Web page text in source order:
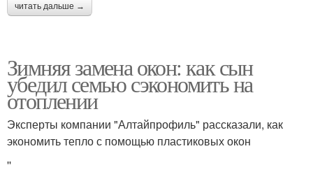
читать дальше →
Зимняя замена окон: как сын
убедил семью сэкономить на
отоплении
Эксперты компании "Алтайпрофиль" рассказали, как
экономить тепло с помощью пластиковых окон
''